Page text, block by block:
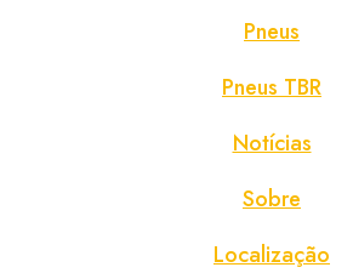
Pneus
Pneus TBR
Notícias
Sobre
Localização